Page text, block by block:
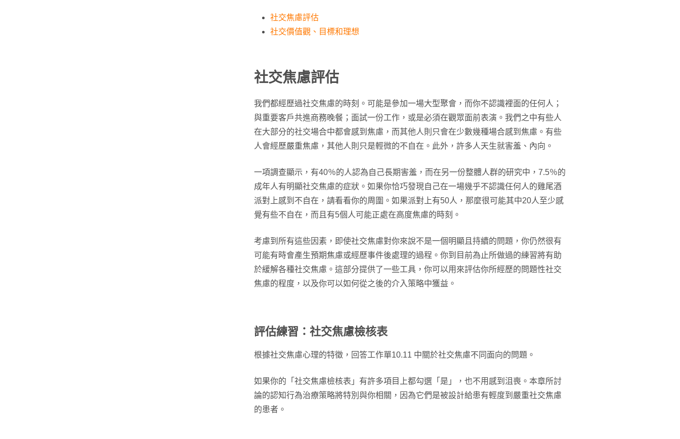
社交焦慮評估
社交價值觀、目標和理想
社交焦慮評估
我們都經歷過社交焦慮的時刻。可能是參加一場大型聚會，而你不認識裡面的任何人；
與重要客戶共進商務晚餐；面試一份工作，或是必須在觀眾面前表演。我們之中有些人
在大部分的社交場合中都會感到焦慮，而其他人則只會在少數幾種場合感到焦慮。有些
人會經歷嚴重焦慮，其他人則只是輕微的不自在。此外，許多人天生就害羞、內向。
一項調查顯示，有40％的人認為自己長期害羞，而在另一份整體人群的研究中，7.5％的
成年人有明顯社交焦慮的症狀。如果你恰巧發現自己在一場幾乎不認識任何人的雞尾酒
派對上感到不自在，請看看你的周圍。如果派對上有50人，那麼很可能其中20人至少感
覺有些不自在，而且有5個人可能正處在高度焦慮的時刻。
考慮到所有這些因素，即使社交焦慮對你來說不是一個明顯且持續的問題，你仍然很有
可能有時會產生預期焦慮或經歷事件後處理的過程。你到目前為止所做過的練習將有助
於緩解各種社交焦慮。這部分提供了一些工具，你可以用來評估你所經歷的問題性社交
焦慮的程度，以及你可以如何從之後的介入策略中獲益。
評估練習：社交焦慮檢核表
根據社交焦慮心理的特徵，回答工作單10.11 中關於社交焦慮不同面向的問題。
如果你的「社交焦慮檢核表」有許多項目上都勾選「是」，也不用感到沮喪。本章所討
論的認知行為治療策略將特別與你相關，因為它們是被設計給患有輕度到嚴重社交焦慮
的患者。